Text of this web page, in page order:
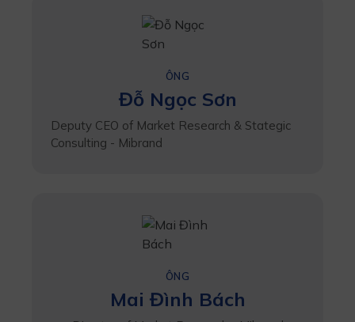
ÔNG
Đỗ Ngọc Sơn
Deputy CEO of Market Research & Stategic
Consulting - Mibrand
ÔNG
Mai Đình Bách